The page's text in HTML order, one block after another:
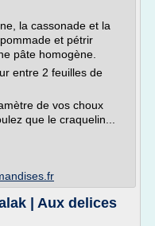
la cassonade et la
et pétrir
pâte homogène.
entre 2 feuilles de
de vos choux
que le craquelin...
| Aux delices